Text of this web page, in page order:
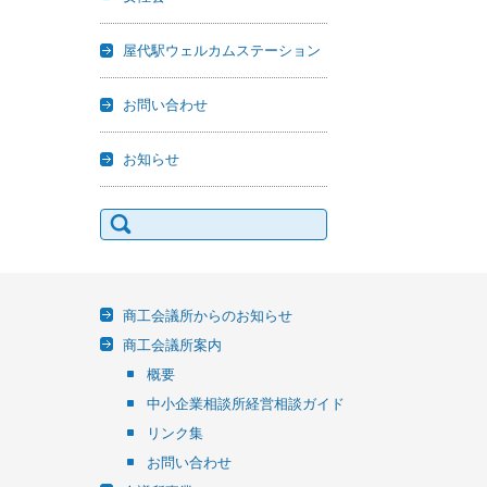
屋代駅ウェルカムステーション
お問い合わせ
お知らせ
検
索:
商工会議所からのお知らせ
商工会議所案内
概要
中小企業相談所経営相談ガイド
リンク集
お問い合わせ